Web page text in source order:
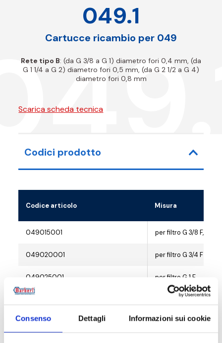
Consenso Dettagli Informazioni sui cookie
049.1
Cartucce ricambio per 049
Rete tipo B: (da G 3/8 a G 1) diametro fori 0,4 mm, (da
G 1 1/4 a G 2) diametro fori 0,5 mm, (da G 2 1/2 a G 4)
diametro fori 0,8 mm
Scarica scheda tecnica
Codici prodotto
Codice articolo Misura
049015001 per filtro G 3/8 F, G 1/2
049020001 per filtro G 3/4 F
049025001 per filtro G 1 F
per filtro G 1 1/4 F
049040001 per filtro G 1 1/2 F